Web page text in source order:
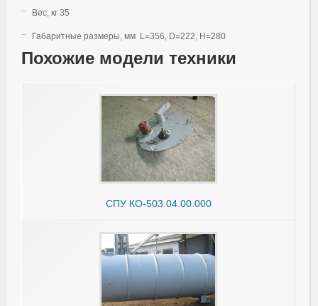
Вес, кг 35
Габаритные размеры, мм L=356, D=222, H=280
Похожие модели техники
СПУ КО-503.04.00.000